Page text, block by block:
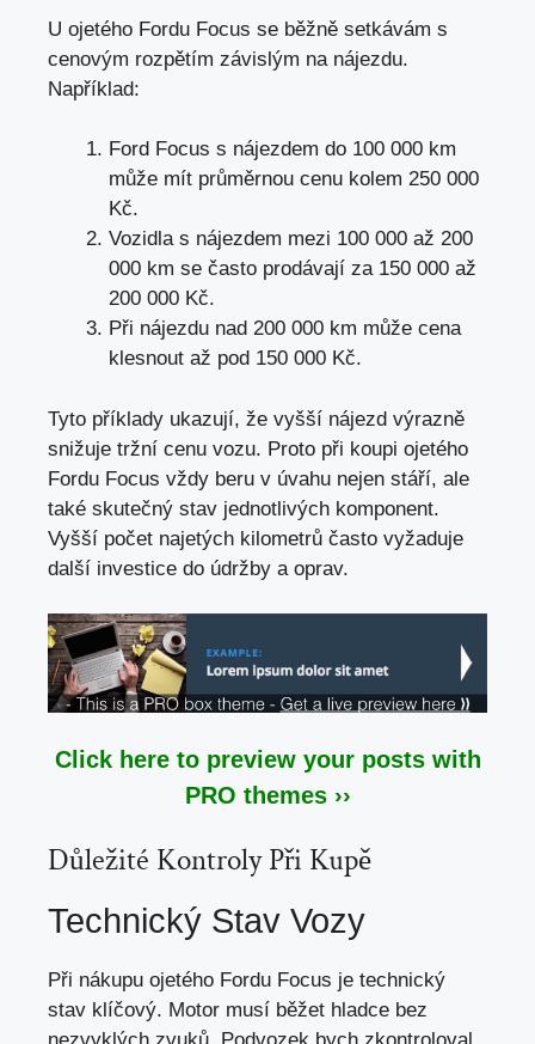
U ojetého Fordu Focus se běžně setkávám s
cenovým rozpětím závislým na nájezdu.
Například:
Ford Focus s nájezdem do 100 000 km
může mít průměrnou cenu kolem 250 000
Kč.
Vozidla s nájezdem mezi 100 000 až 200
000 km se často prodávají za 150 000 až
200 000 Kč.
Při nájezdu nad 200 000 km může cena
klesnout až pod 150 000 Kč.
Tyto příklady ukazují, že vyšší nájezd výrazně
snižuje tržní cenu vozu. Proto při koupi ojetého
Fordu Focus vždy beru v úvahu nejen stáří, ale
také skutečný stav jednotlivých komponent.
Vyšší počet najetých kilometrů často vyžaduje
další investice do údržby a oprav.
Click here to preview your posts with
PRO themes ››
Důležité Kontroly Při Kupě
Technický Stav Vozy
Při nákupu ojetého Fordu Focus je technický
stav klíčový. Motor musí běžet hladce bez